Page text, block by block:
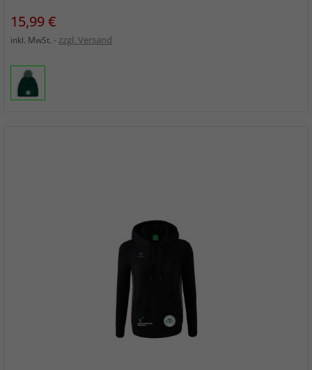
Preis
15,99 €
inkl. MwSt. zzgl. Versand